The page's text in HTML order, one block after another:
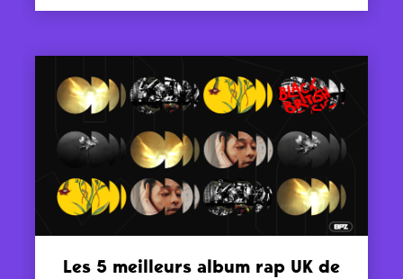
Les 5 meilleurs album rap UK de